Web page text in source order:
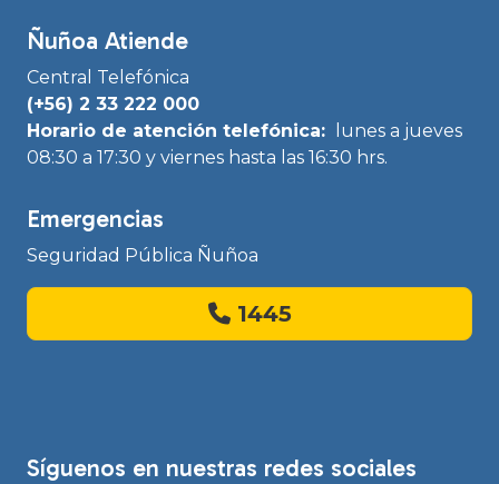
Ñuñoa Atiende
Central Telefónica
(+56) 2 33 222 000
Horario de atención telefónica:
lunes a jueves
08:30 a 17:30 y viernes hasta las 16:30 hrs.
Emergencias
Seguridad Pública Ñuñoa
1445
Síguenos en nuestras redes sociales